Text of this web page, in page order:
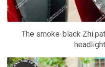
The smoke-black